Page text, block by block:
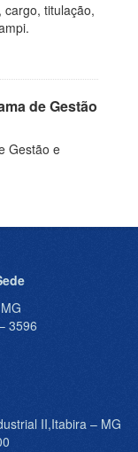
cargo, titulação,
de Gestão
Gestão e
3596
II,Itabira – MG